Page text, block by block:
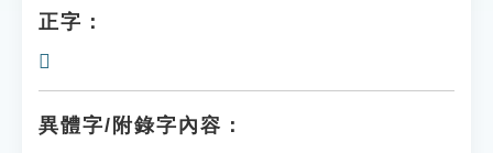
正字：
𥉛
異體字/附錄字內容：